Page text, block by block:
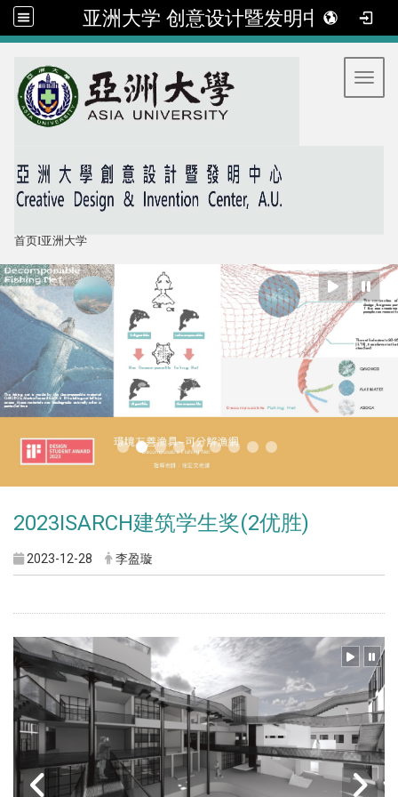
亚洲大学 创意设计暨发明中心
首页I亚洲大学
2023ISARCH建筑学生奖(2优胜)
2023-12-28 李盈璇